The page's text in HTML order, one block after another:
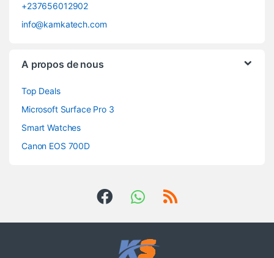
+237656012902
info@kamkatech.com
A propos de nous
Top Deals
Microsoft Surface Pro 3
Smart Watches
Canon EOS 700D